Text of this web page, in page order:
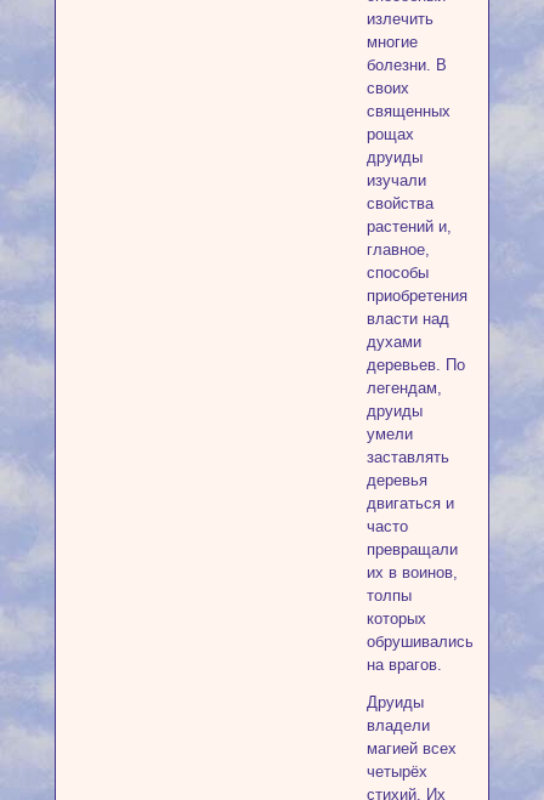
излечить
многие
болезни. В
своих
священных
рощах
друиды
изучали
свойства
растений и,
главное,
способы
приобретения
власти над
духами
деревьев. По
легендам,
друиды
умели
заставлять
деревья
двигаться и
часто
превращали
их в воинов,
толпы
которых
обрушивались
на врагов.
Друиды
владели
магией всех
четырёх
стихий. Их